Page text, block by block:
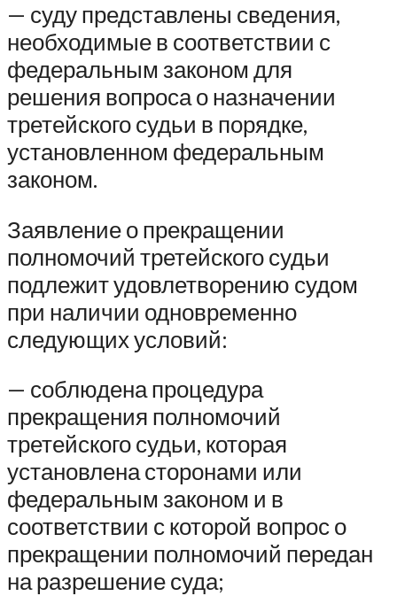
— суду представлены сведения,
необходимые в соответствии с
федеральным законом для
решения вопроса о назначении
третейского судьи в порядке,
установленном федеральным
законом.
Заявление о прекращении
полномочий третейского судьи
подлежит удовлетворению судом
при наличии одновременно
следующих условий:
— соблюдена процедура
прекращения полномочий
третейского судьи, которая
установлена сторонами или
федеральным законом и в
соответствии с которой вопрос о
прекращении полномочий передан
на разрешение суда;